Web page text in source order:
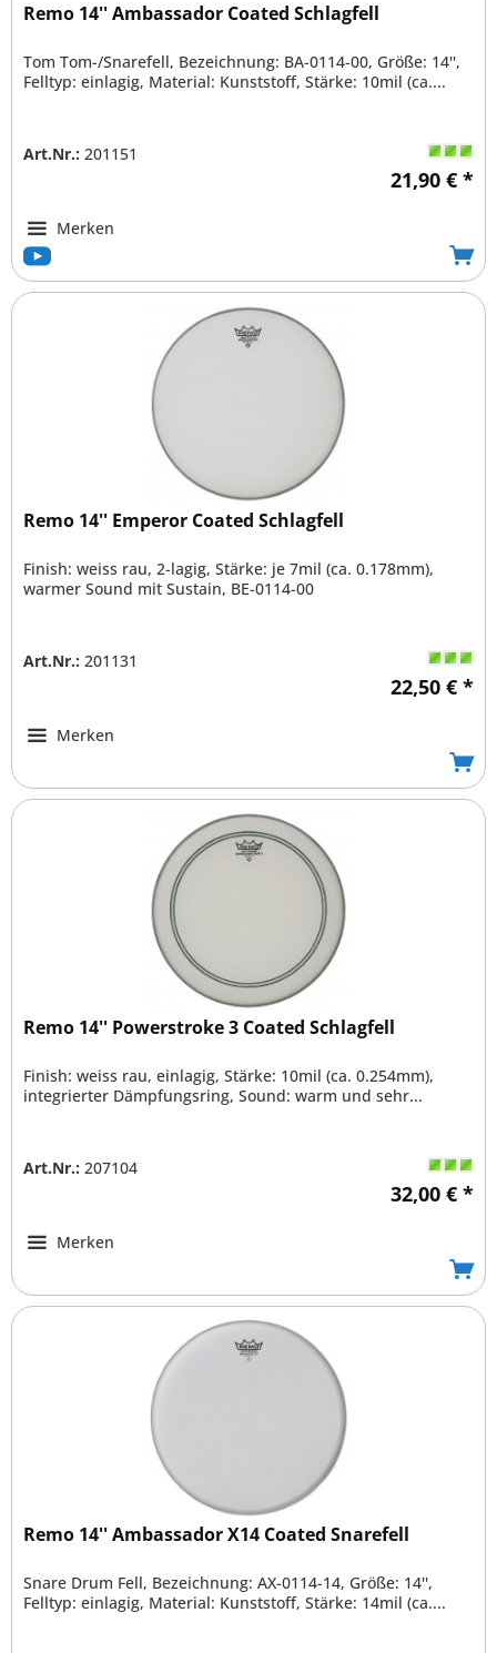
Remo 14'' Ambassador Coated Schlagfell
Tom Tom-/Snarefell, Bezeichnung: BA-0114-00, Größe: 14'',
Felltyp: einlagig, Material: Kunststoff, Stärke: 10mil (ca....
Art.Nr.: 201151
21,90 € *
Merken
Remo 14'' Emperor Coated Schlagfell
Finish: weiss rau, 2-lagig, Stärke: je 7mil (ca. 0.178mm),
warmer Sound mit Sustain, BE-0114-00
Art.Nr.: 201131
22,50 € *
Merken
Remo 14'' Powerstroke 3 Coated Schlagfell
Finish: weiss rau, einlagig, Stärke: 10mil (ca. 0.254mm),
integrierter Dämpfungsring, Sound: warm und sehr...
Art.Nr.: 207104
32,00 € *
Merken
Remo 14'' Ambassador X14 Coated Snarefell
Snare Drum Fell, Bezeichnung: AX-0114-14, Größe: 14'',
Felltyp: einlagig, Material: Kunststoff, Stärke: 14mil (ca....